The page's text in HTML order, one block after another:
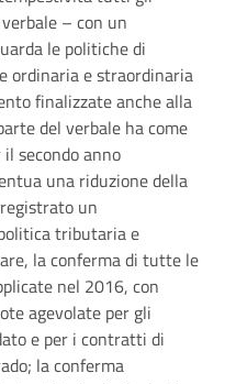
– con un
le politiche di
ordinaria e straordinaria
finalizzate anche alla
del verbale ha come
secondo anno
una riduzione della
un
tributaria e
la conferma di tutte le
nel 2016, con
agevolate per gli
e per i contratti di
la conferma